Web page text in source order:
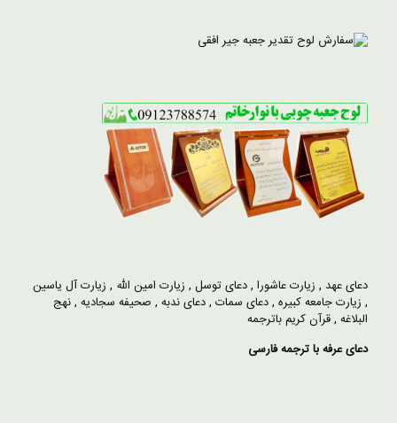
دعای عهد , زیارت عاشورا ,دعای توسل , زیارت امین الله , زیارت آل یاسین
, زیارت جامعه کبیره ,دعای سمات ,دعای ندبه , صحیفه سجادیه ,نهج
البلاغه ,قرآن کریم باترجمه
دعای عرفه با ترجمه فارسی